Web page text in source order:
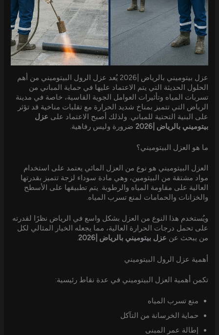
عزل بيتوميني بالرياض |2026 يُعد عزل الرول البيتوميني من أهم
الحلول الحديثة التي يتم الاعتماد عليها في حماية المباني من
تسربات المياه وتأثيرات العوامل الجوية القاسية، خاصة في مدينة
الرياض التي تتميز بمناخ شديد الحرارة مع تقلبات مناخية قد تؤثر
على البنية التحتية للمباني. ولذلك أصبح الاعتماد على عزل
بيتوميني بالرياض |2026
ضرورة وليس رفاهية.
ما هو العزل البيتوميني؟
العزل البيتوميني هو نوع من العزل المائي يعتمد على استخدام
مواد مشتقة من البيتومين، وهي مادة سوداء لزجة تتميز بقدرتها
العالية على مقاومة المياه والرطوبة. يتم تطبيقها على الأسطح
والخزانات والحمامات لمنع تسرب المياه.
ويُستخدم هذا النوع من العزل بشكل واسع في الرياض نظرًا لقدرته
على تحمل درجات الحرارة العالية، مما يجعله الخيار المثالي لكل
من يبحث عن عزل بيتوميني بالرياض |2026 .
أهمية عزل الرول البيتوميني
تكمن أهمية العزل البيتوميني في عدة نقاط رئيسية:
منع تسرب المياه
حماية الخرسانة من التآكل
إطالة عمر المبنى